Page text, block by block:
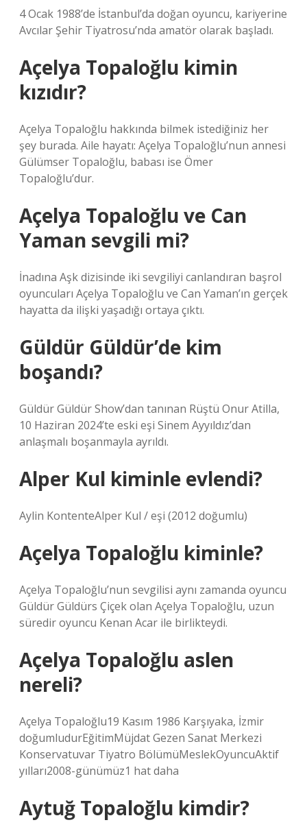
4 Ocak 1988’de İstanbul’da doğan oyuncu, kariyerine
Avcılar Şehir Tiyatrosu’nda amatör olarak başladı.
Açelya Topaloğlu kimin
kızıdır?
Açelya Topaloğlu hakkında bilmek istediğiniz her
şey burada. Aile hayatı: Açelya Topaloğlu’nun annesi
Gülümser Topaloğlu, babası ise Ömer
Topaloğlu’dur.
Açelya Topaloğlu ve Can
Yaman sevgili mi?
İnadına Aşk dizisinde iki sevgiliyi canlandıran başrol
oyuncuları Açelya Topaloğlu ve Can Yaman’ın gerçek
hayatta da ilişki yaşadığı ortaya çıktı.
Güldür Güldür’de kim
boşandı?
Güldür Güldür Show’dan tanınan Rüştü Onur Atilla,
10 Haziran 2024’te eski eşi Sinem Ayyıldız’dan
anlaşmalı boşanmayla ayrıldı.
Alper Kul kiminle evlendi?
Aylin KontenteAlper Kul / eşi (2012 doğumlu)
Açelya Topaloğlu kiminle?
Açelya Topaloğlu’nun sevgilisi aynı zamanda oyuncu
Güldür Güldürs Çiçek olan Açelya Topaloğlu, uzun
süredir oyuncu Kenan Acar ile birlikteydi.
Açelya Topaloğlu aslen
nereli?
Açelya Topaloğlu19 Kasım 1986 Karşıyaka, İzmir
doğumludurEğitimMüjdat Gezen Sanat Merkezi
Konservatuvar Tiyatro BölümüMeslekOyuncuAktif
yılları2008-günümüz1 hat daha
Aytuğ Topaloğlu kimdir?